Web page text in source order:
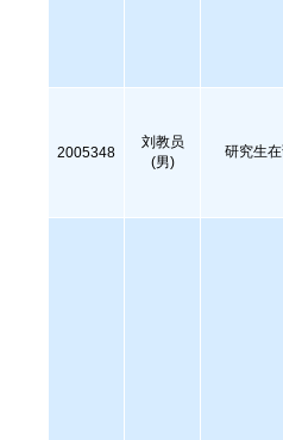
2005348
刘教员
(男)
研究生